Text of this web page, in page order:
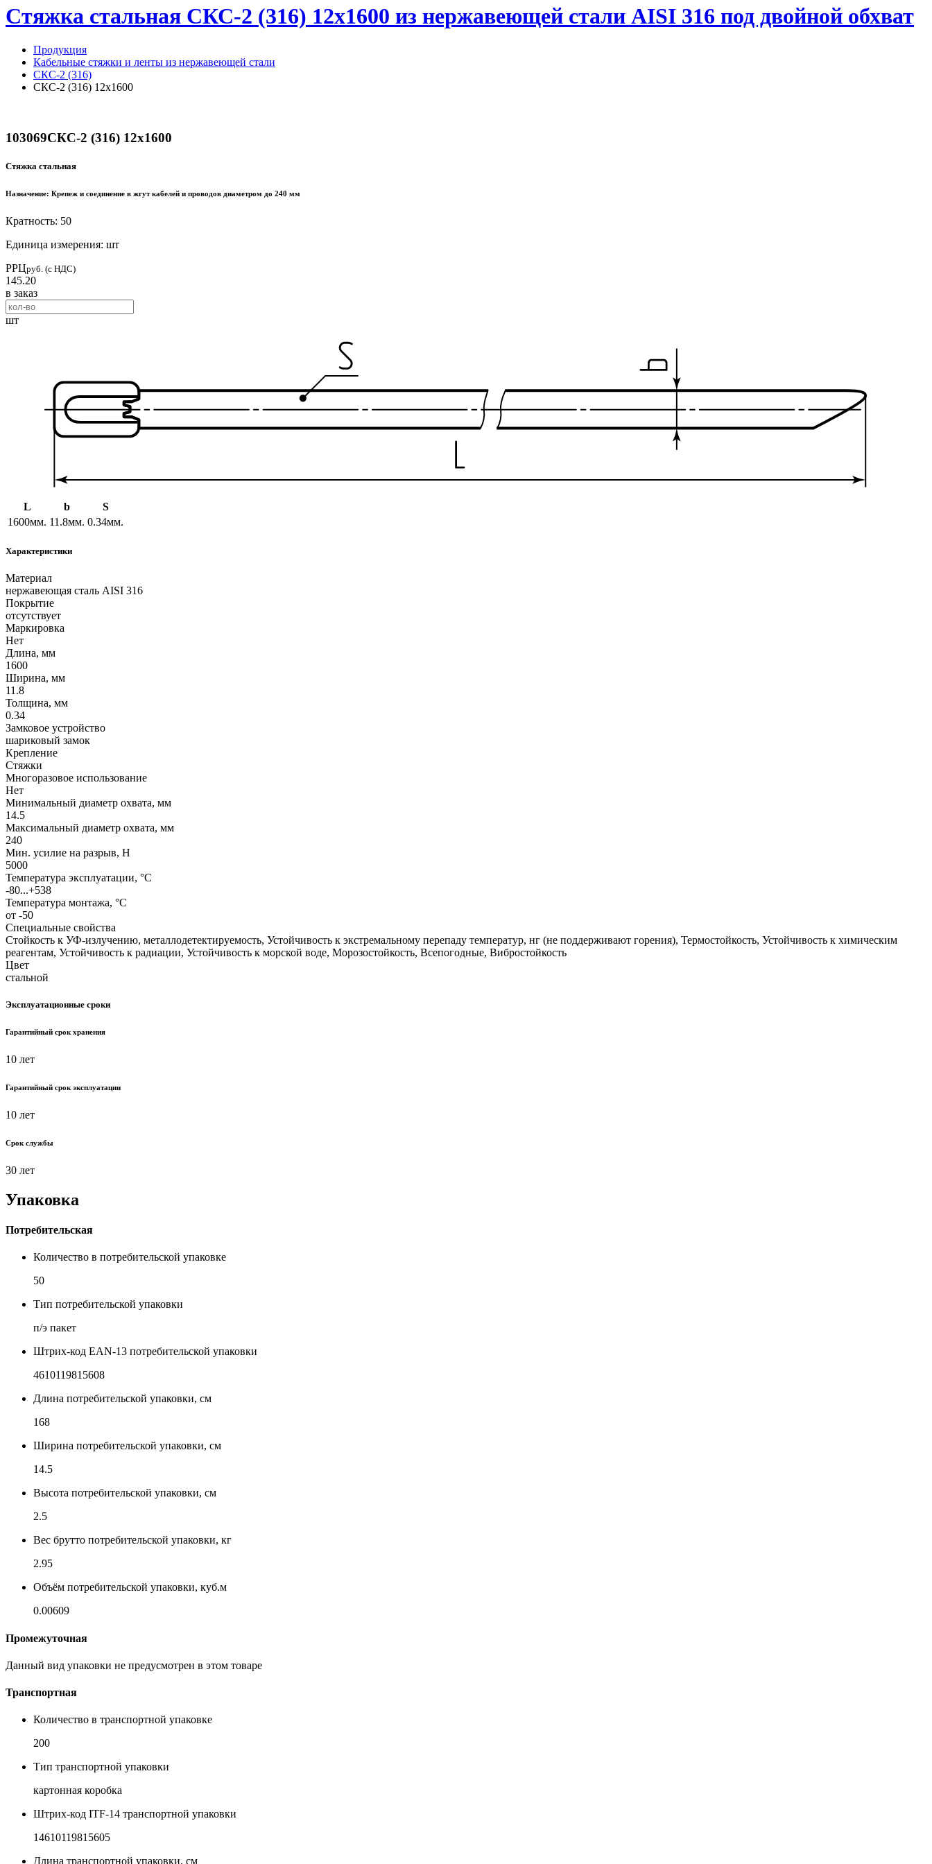
Стяжка стальная СКС-2 (316) 12х1600 из нержавеющей стали AISI 316 под двойной обхват
Продукция
Кабельные стяжки и ленты из нержавеющей стали
СКС-2 (316)
СКС-2 (316) 12х1600
103069СКС-2 (316) 12х1600
Стяжка стальная
Назначение: Крепеж и соединение в жгут кабелей и проводов диаметром до 240 мм
Кратность: 50
Единица измерения: шт
РРЦруб. (с НДС)
145.20
в заказ
шт
L b
S
1600мм. 11.8мм. 0.34мм.
Характеристики
Материал
нержавеющая сталь AISI 316
Покрытие
отсутствует
Маркировка
Нет
Длина, мм
1600
Ширина, мм
11.8
Толщина, мм
0.34
Замковое устройство
шариковый замок
Крепление
Стяжки
Многоразовое использование
Нет
Минимальный диаметр охвата, мм
14.5
Максимальный диаметр охвата, мм
240
Мин. усилие на разрыв, Н
5000
Температура эксплуатации, °C
-80...+538
Температура монтажа, °C
от -50
Специальные свойства
Стойкость к УФ-излучению, металлодетектируемость, Устойчивость к экстремальному перепаду температур, нг (не поддерживают горения), Термостойкость, Устойчивость к химическим
реагентам, Устойчивость к радиации, Устойчивость к морской воде, Морозостойкость, Всепогодные, Вибростойкость
Цвет
стальной
Эксплуатационные сроки
Гарантийный срок хранения
10 лет
Гарантийный срок эксплуатации
10 лет
Срок службы
30 лет
Упаковка
Потребительская
Количество в потребительской упаковке
50
Тип потребительской упаковки
п/э пакет
Штрих-код EAN-13 потребительской упаковки
4610119815608
Длина потребительской упаковки, см
168
Ширина потребительской упаковки, см
14.5
Высота потребительской упаковки, см
2.5
Вес брутто потребительской упаковки, кг
2.95
Объём потребительской упаковки, куб.м
0.00609
Промежуточная
Данный вид упаковки не предусмотрен в этом товаре
Транспортная
Количество в транспортной упаковке
200
Тип транспортной упаковки
картонная коробка
Штрих-код ITF-14 транспортной упаковки
14610119815605
Длина транспортной упаковки, см